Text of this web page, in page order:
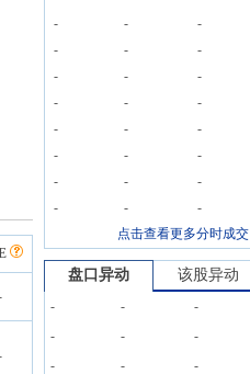
-
-
-
-
-
-
-
-
-
-
-
-
-
-
-
-
-
-
-
-
-
-
-
-
点击查看更多分时成交
盘口异动 该股异动
- -
-
-
-
-
-
-
-